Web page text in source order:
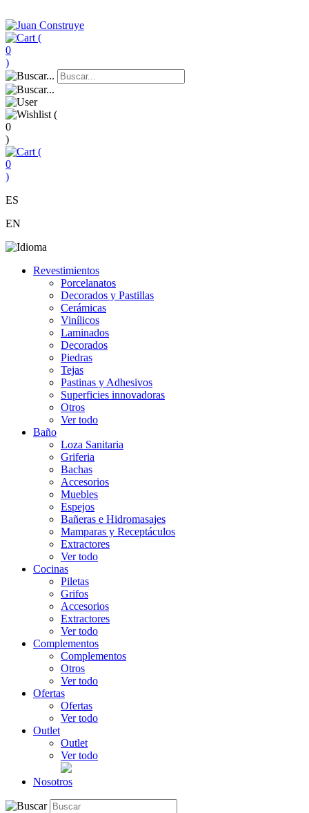
(
0
)
(
0
)
(
0
)
ES
EN
Revestimientos
Porcelanatos
Decorados y Pastillas
Cerámicas
Vinílicos
Laminados
Decorados
Piedras
Tejas
Pastinas y Adhesivos
Superficies innovadoras
Otros
Ver todo
Baño
Loza Sanitaria
Griferia
Bachas
Accesorios
Muebles
Espejos
Bañeras e Hidromasajes
Mamparas y Receptáculos
Extractores
Ver todo
Cocinas
Piletas
Grifos
Accesorios
Extractores
Ver todo
Complementos
Complementos
Otros
Ver todo
Ofertas
Ofertas
Ver todo
Outlet
Outlet
Ver todo
Nosotros